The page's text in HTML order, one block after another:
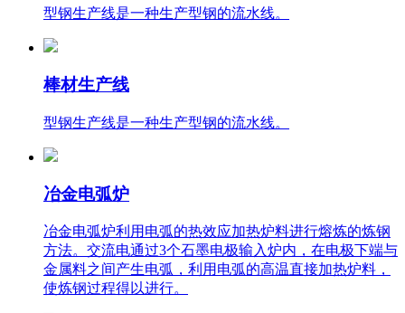
型钢生产线是一种生产型钢的流水线。
棒材生产线
型钢生产线是一种生产型钢的流水线。
冶金电弧炉
冶金电弧炉利用电弧的热效应加热炉料进行熔炼的炼钢
方法。交流电通过3个石墨电极输入炉内，在电极下端与
金属料之间产生电弧，利用电弧的高温直接加热炉料，
使炼钢过程得以进行。